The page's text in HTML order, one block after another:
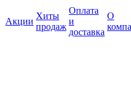
Акции
Хиты
продаж
Оплата
и
доставка
О